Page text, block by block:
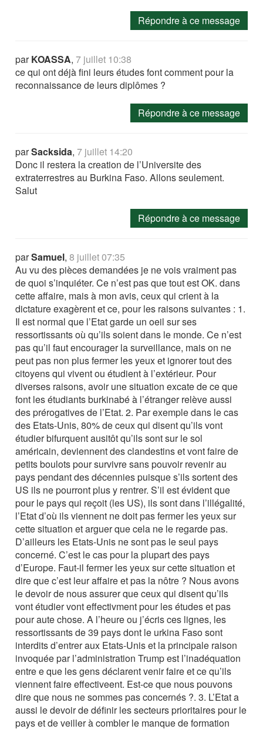
Répondre à ce message
parKOASSA,7 juillet 10:38
ce qui ont déjà fini leurs études font comment pour la
reconnaissance de leurs diplômes ?
Répondre à ce message
parSacksida,7 juillet 14:20
Donc il restera la creation de l’Universite des
extraterrestres au Burkina Faso. Allons seulement.
Salut
Répondre à ce message
parSamuel,8 juillet 07:35
Au vu des pièces demandées je ne vois vraiment pas
de quoi s’inquiéter. Ce n’est pas que tout est OK. dans
cette affaire, mais à mon avis, ceux qui crient à la
dictature exagèrent et ce, pour les raisons suivantes : 1.
Il est normal que l’Etat garde un oeil sur ses
ressortissants où qu’ils soient dans le monde. Ce n’est
pas qu’il faut encourager la surveillance, mais on ne
peut pas non plus fermer les yeux et ignorer tout des
citoyens qui vivent ou étudient à l’extérieur. Pour
diverses raisons, avoir une situation excate de ce que
font les étudiants burkinabé à l’étranger relève aussi
des prérogatives de l’Etat. 2. Par exemple dans le cas
des Etats-Unis, 80% de ceux qui disent qu’ils vont
étudier bifurquent ausitôt qu’ils sont sur le sol
américain, deviennent des clandestins et vont faire de
petits boulots pour survivre sans pouvoir revenir au
pays pendant des décennies puisque s’ils sortent des
US ils ne pourront plus y rentrer. S’il est évident que
pour le pays qui reçoit (les US), ils sont dans l’illégalité,
l’Etat d’où ils viennent ne doit pas fermer les yeux sur
cette situation et arguer que cela ne le regarde pas.
D’ailleurs les Etats-Unis ne sont pas le seul pays
concerné. C’est le cas pour la plupart des pays
d’Europe. Faut-il fermer les yeux sur cette situation et
dire que c’est leur affaire et pas la nôtre ? Nous avons
le devoir de nous assurer que ceux qui disent qu’ils
vont étudier vont effectivment pour les études et pas
pour aute chose. A l’heure ou j’écris ces lignes, les
ressortissants de 39 pays dont le urkina Faso sont
interdits d’entrer aux Etats-Unis et la principale raison
invoquée par l’administration Trump est l’inadéquation
entre e que les gens déclarent venir faire et ce qu’ils
viennent faire effectiveent. Est-ce que nous pouvons
dire que nous ne sommes pas concernés ?. 3. L’Etat a
aussi le devoir de définir les secteurs prioritaires pour le
pays et de veiller à combler le manque de formation